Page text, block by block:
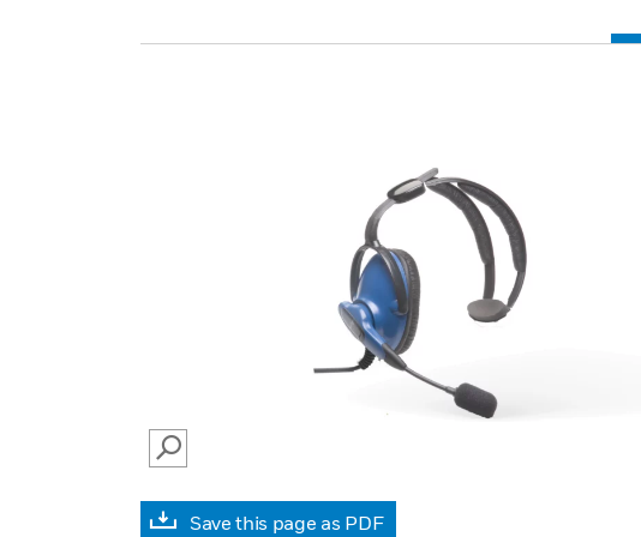
SEARCH
Save this page as PDF